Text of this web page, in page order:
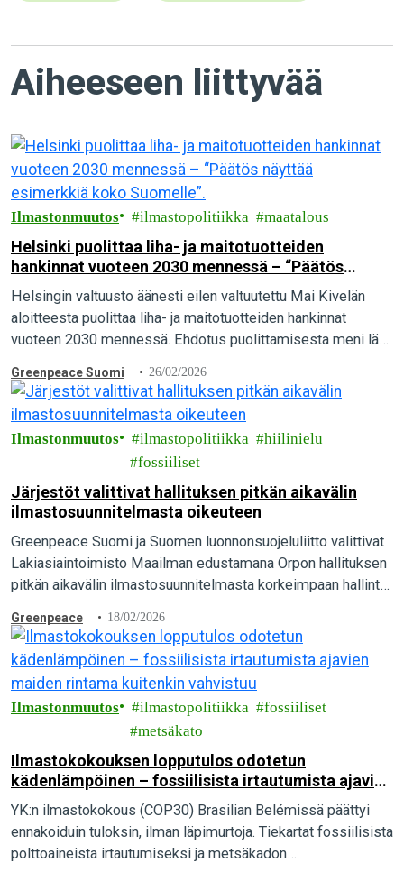
Aiheeseen liittyvää
Ilmastonmuutos ilmastopolitiikka maatalous
Helsinki puolittaa liha- ja maitotuotteiden
hankinnat vuoteen 2030 mennessä – “Päätös
näyttää esimerkkiä koko Suomelle”.
Helsingin valtuusto äänesti eilen valtuutettu Mai Kivelän
aloitteesta puolittaa liha- ja maitotuotteiden hankinnat
vuoteen 2030 mennessä. Ehdotus puolittamisesta meni läpi
vastaan. Greenpeace pitää päätöstä merkittävänä askeleena
kohti ilmaston kannalta kestävää ruokailua.
Greenpeace Suomi 26/02/2026
Ilmastonmuutos ilmastopolitiikka
hiilinielu
fossiiliset
Järjestöt valittivat hallituksen pitkän aikavälin
ilmastosuunnitelmasta oikeuteen
Greenpeace Suomi ja Suomen luonnonsuojeluliitto valittivat
Lakiasiaintoimisto Maailman edustamana Orpon hallituksen
pitkän aikavälin ilmastosuunnitelmasta korkeimpaan hallinto-
mutta pääministeri Orpon hallituksen suunnitelmalla siihen ei
päästä…
Greenpeace 18/02/2026
Ilmastonmuutos ilmastopolitiikka
fossiiliset
metsäkato
Ilmastokokouksen lopputulos odotetun
kädenlämpöinen – fossiilisista irtautumista ajavien
maiden rintama kuitenkin vahvistuu
YK:n ilmastokokous (COP30) Brasilian Belémissä päättyi
ennakoiduin tuloksin, ilman läpimurtoja. Tiekartat fossiilisista
polttoaineista irtautumiseksi ja metsäkadon